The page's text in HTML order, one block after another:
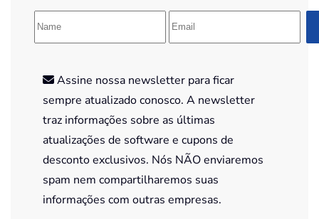
Assine nossa newsletter para ficar
sempre atualizado conosco. A newsletter
traz informações sobre as últimas
atualizações de software e cupons de
desconto exclusivos. Nós NÃO enviaremos
spam nem compartilharemos suas
informações com outras empresas.